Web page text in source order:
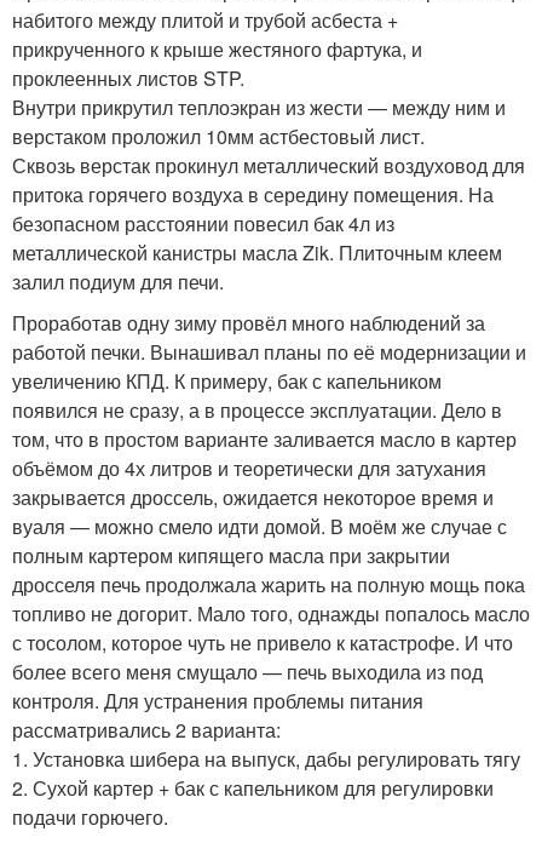
набитого между плитой и трубой асбеста +
прикрученного к крыше жестяного фартука, и
проклеенных листов STP.
Внутри прикрутил теплоэкран из жести — между ним и
верстаком проложил 10мм астбестовый лист.
Сквозь верстак прокинул металлический воздуховод для
притока горячего воздуха в середину помещения. На
безопасном расстоянии повесил бак 4л из
металлической канистры масла Zik. Плиточным клеем
залил подиум для печи.
Проработав одну зиму провёл много наблюдений за
работой печки. Вынашивал планы по её модернизации и
увеличению КПД. К примеру, бак с капельником
появился не сразу, а в процессе эксплуатации. Дело в
том, что в простом варианте заливается масло в картер
объёмом до 4х литров и теоретически для затухания
закрывается дроссель, ожидается некоторое время и
вуаля — можно смело идти домой. В моём же случае с
полным картером кипящего масла при закрытии
дросселя печь продолжала жарить на полную мощь пока
топливо не догорит. Мало того, однажды попалось масло
с тосолом, которое чуть не привело к катастрофе. И что
более всего меня смущало — печь выходила из под
контроля. Для устранения проблемы питания
рассматривались 2 варианта:
1. Установка шибера на выпуск, дабы регулировать тягу
2. Сухой картер + бак с капельником для регулировки
подачи горючего.